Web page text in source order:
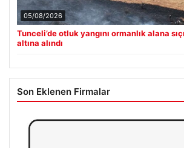
05/08/2026
Tunceli’de otluk yangını ormanlık alana
altına alındı
Son Eklenen Firmalar